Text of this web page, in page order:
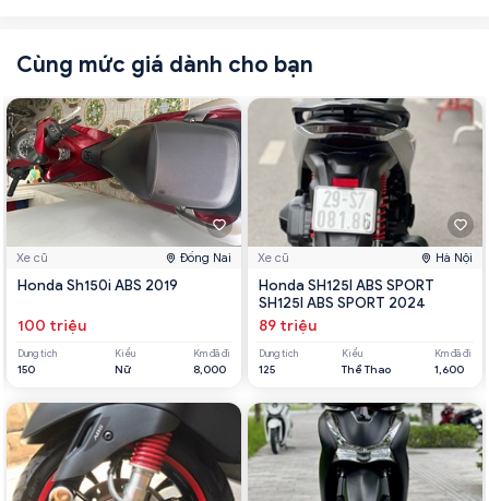
Cùng mức giá dành cho bạn
Xe cũ Đồng Nai
Honda Sh150i ABS 2019
100 triệu
Dung tích
150
Kiểu
Nữ
Km đã đi
8,000
Xe cũ Hà Nội
Honda SH125I ABS SPORT
SH125I ABS SPORT 2024
89 triệu
Dung tích
125
Kiểu
Thể Thao
Km đã đi
1,600